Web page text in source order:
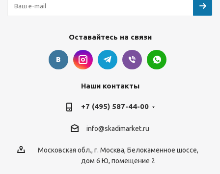
Оставайтесь на связи
Наши контакты
+7 (495) 587-44-00
info@skadimarket.ru
Московская обл., г. Москва, Белокаменное шоссе,
дом 6 Ю, помещение 2